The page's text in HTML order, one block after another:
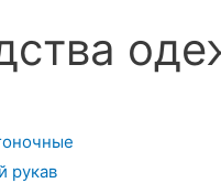
рукав